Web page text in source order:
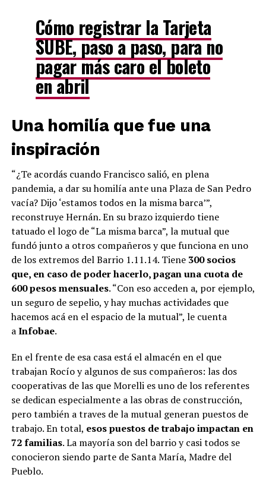
Cómo registrar la Tarjeta
SUBE, paso a paso, para no
pagar más caro el boleto
en abril
Una homilía que fue una
inspiración
“¿Te acordás cuando Francisco salió, en plena
pandemia, a dar su homilía ante una Plaza de San Pedro
vacía? Dijo ‘estamos todos en la misma barca’”,
reconstruye Hernán. En su brazo izquierdo tiene
tatuado el logo de “La misma barca”, la mutual que
fundó junto a otros compañeros y que funciona en uno
de los extremos del Barrio 1.11.14. Tiene 300 socios
que, en caso de poder hacerlo, pagan una cuota de
600 pesos mensuales. “Con eso acceden a, por ejemplo,
un seguro de sepelio, y hay muchas actividades que
hacemos acá en el espacio de la mutual”, le cuenta
aInfobae.
En el frente de esa casa está el almacén en el que
trabajan Rocío y algunos de sus compañeros: las dos
cooperativas de las que Morelli es uno de los referentes
se dedican especialmente a las obras de construcción,
pero también a traves de la mutual generan puestos de
trabajo. En total, esos puestos de trabajo impactan en
72 familias. La mayoría son del barrio y casi todos se
conocieron siendo parte de Santa María, Madre del
Pueblo.